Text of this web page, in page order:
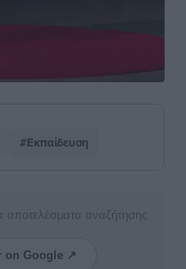
#Εκπαίδευση
αποτελέσματα αναζήτησης
on Google ↗